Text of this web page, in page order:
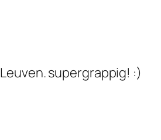
supergrappig! :)